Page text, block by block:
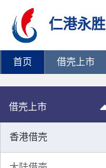
仁港永胜
首页 借壳上市
借壳上市
香港借壳